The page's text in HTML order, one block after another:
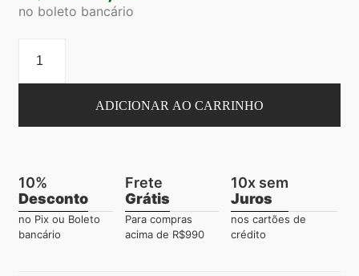
no boleto bancário
ADICIONAR AO CARRINHO
10%
Desconto
no Pix ou Boleto
bancário
Frete
Grátis
Para compras
acima de R$990
10x sem
Juros
nos cartões de
crédito